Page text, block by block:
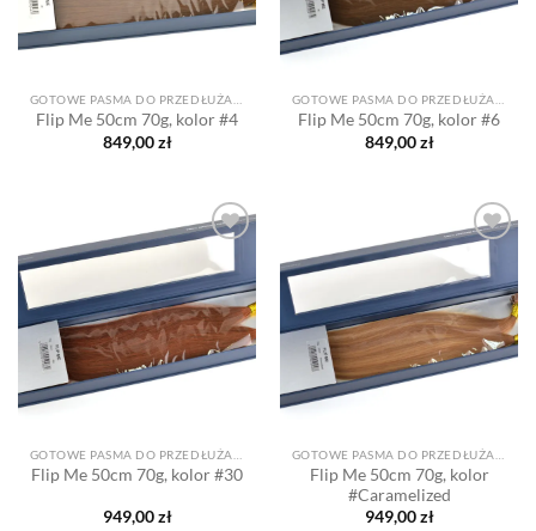
Flip Me 50cm 70g, kolor #4
849,00zł
Flip Me 50cm 70g, kolor #6
849,00zł
Dodaj
do listy
życzeń
Flip Me 50cm 70g, kolor #30
949,00zł
Dodaj
do listy
życzeń
Flip Me 50cm 70g, kolor
#Caramelized
949,00zł